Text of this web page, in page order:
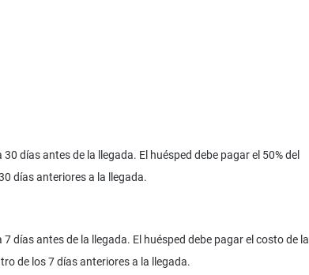
días antes de la llegada. El huésped debe pagar el 50% del
días anteriores a la llegada.
días antes de la llegada. El huésped debe pagar el costo de la
de los 7 días anteriores a la llegada.